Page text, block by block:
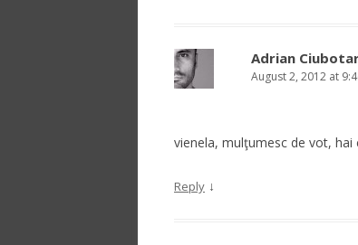
Adrian
August 2, 2012 at
vienela, mulţumesc de vot, hai
Reply ↓